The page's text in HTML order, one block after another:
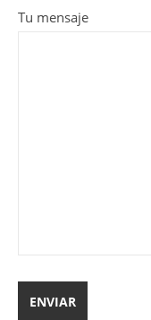
Tu mensaje